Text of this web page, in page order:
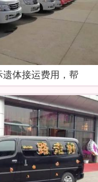
体接运费用，帮